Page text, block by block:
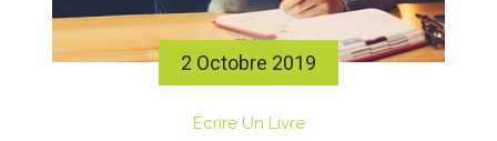
2 Octobre 2019
Écrire Un Livre